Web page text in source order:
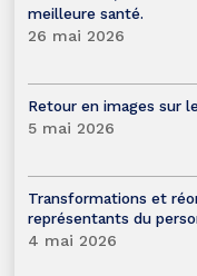
meilleure santé.
26 mai 2026
Retour en images sur
5 mai 2026
Transformations et
représentants du
4 mai 2026